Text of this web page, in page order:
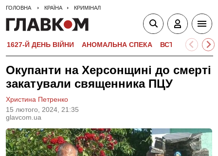
ГОЛОВНА КРАЇНА КРИМІНАЛ
1627-Й ДЕНЬ ВІЙНИ АНОМАЛЬНА СПЕКА ВСТУПНА
Окупанти на Херсонщині до смерті
закатували священника ПЦУ
15 лютого, 2024, 21:35
glavcom.ua
Христина Петренко